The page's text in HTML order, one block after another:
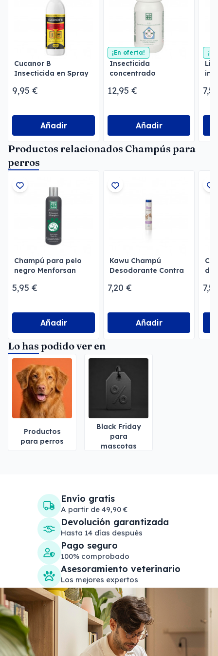
Cucanor B
Insecticida en Spray
9,95 €
Añadir
¡En oferta!
Insecticida
concentrado
Menforsan
12,95 €
Añadir
Productos relacionados Champús para
perros
Champú para pelo
negro Menforsan
5,95 €
Añadir
Kawu Champú
Desodorante Contra
7,20 €
Añadir
de
Lo has podido ver en
Productos
para perros
Black Friday
para
mascotas
Envío gratis
A partir de 49,90 €
Devolución garantizada
Hasta 14 días después
Pago seguro
100% comprobado
Asesoramiento veterinario
Los mejores expertos